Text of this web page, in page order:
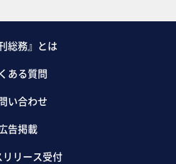
総務』とは
ある質問
い合わせ
告掲載
リリース受付